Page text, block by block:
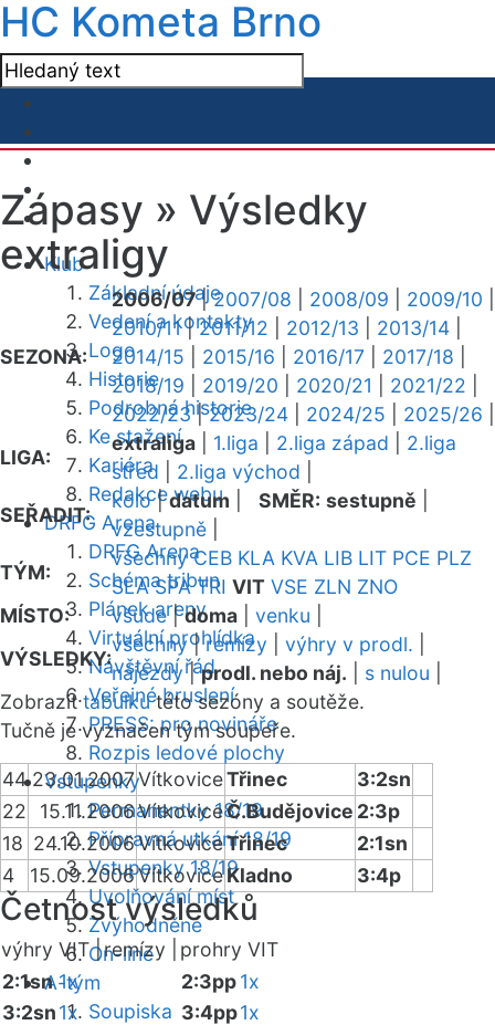
HC Kometa Brno
Klub
Základní údaje
Vedení a kontakty
Logo
Historie
Podrobná historie
Ke stažení
Kariéra
Redakce webu
DRFG Arena
DRFG Arena
Schéma tribun
Plánek areny
Virtuální prohlídka
Návštěvní řád
Veřejné bruslení
PRESS: pro novináře
Rozpis ledové plochy
Vstupenky
Permanentky 18/19
Přípravná utkání 18/19
Vstupenky 18/19
Uvolňování míst
Zvýhodněné
On-line
A-tým
Soupiska
Zápasy » Výsledky
extraligy
SEZONA:
2006/07|2007/08 2008/09 2009/10
2010/11|2011/12 2012/13 2013/14
2014/15
2015/16 2016/17 2017/18
2018/19
2019/20 2020/21 2021/22
2022/23|2023/24 2024/25 2025/26
LIGA:
extraliga 1.liga 2.liga západ
2.liga
střed
2.liga východ
SEŘADIT:
kolo|datum SMĚR: sestupně
vzestupně
TÝM:
všechny CEB KLA KVA LIB LIT PCE PLZ
SLA SPA TRI VIT VSE ZLN ZNO
MÍSTO:
všude|doma venku
VÝSLEDKY:
všechny|remízy výhry v prodl.
nájezdy|prodl. nebo náj. s nulou
Zobrazittabulkutéto sezóny a soutěže.
Tučně je vyznačen tým soupeře.
44 23.01.2007VítkoviceTřinec
3:2sn
22
15.11.2006VítkoviceČ.Budějovice 2:3p
18 24.10.2006VítkoviceTřinec
2:1sn
4
15.09.2006VítkoviceKladno 3:4p
Četnost výsledků
výhry VIT |remízy |
prohry VIT
2:1sn 1x
3:2sn1x
2:3pp1x
3:4pp1x